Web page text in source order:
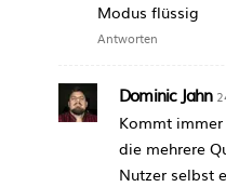
Modus flüssig
Antworten
Dominic Jahn
Kommt
die mehrere
Nutzer selbst